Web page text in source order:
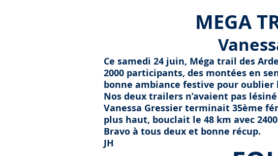
MEGA
Ce samedi 24 juin, Méga trail des
2000 participants, des montées en
bonne ambiance festive pour oublier
Nos deux trailers n’avaient pas
Vanessa Gressier terminait 35ème
plus haut, bouclait le 48 km avec
Bravo à tous deux et bonne récup.
JH